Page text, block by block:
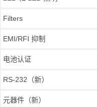
Filters
EMI/RFI 抑制
电池认证
RS-232（新）
元器件（新）